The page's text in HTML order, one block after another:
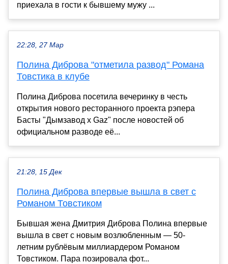
приехала в гости к бывшему мужу ...
22:28, 27 Мар
Полина Диброва "отметила развод" Романа
Товстика в клубе
Полина Диброва посетила вечеринку в честь
открытия нового ресторанного проекта рэпера
Басты "Дымзавод x Gaz" после новостей об
официальном разводе её...
21:28, 15 Дек
Полина Диброва впервые вышла в свет с
Романом Товстиком
Бывшая жена Дмитрия Диброва Полина впервые
вышла в свет с новым возлюбленным — 50-
летним рублёвым миллиардером Романом
Товстиком. Пара позировала фот...